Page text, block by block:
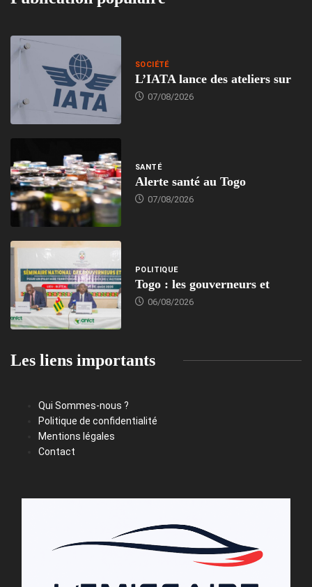
SOCIÉTÉ
L’IATA lance des ateliers sur
07/08/2026
SANTÉ
Alerte santé au Togo
07/08/2026
POLITIQUE
Togo : les gouverneurs et
06/08/2026
Les liens importants
Qui Sommes-nous ?
Politique de confidentialité
Mentions légales
Contact